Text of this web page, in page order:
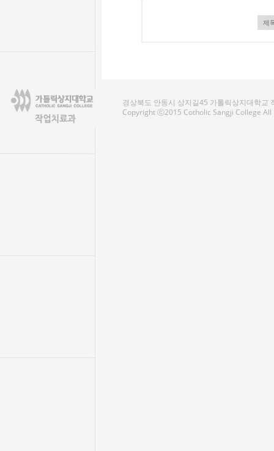
경상북도 안동시 상지길45 가톨릭상지대학교
Copyright ⓒ2015 Cotholic Sangji College